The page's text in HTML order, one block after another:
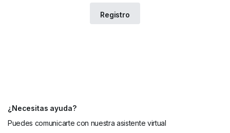
¿Necesitas ayuda?
Puedes comunicarte con nuestra asistente virtual